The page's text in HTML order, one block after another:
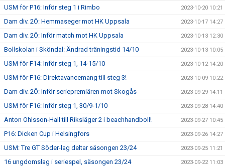
USM för P16: Inför steg 1 i Rimbo 2023-10-20 10:21
Dam div. 2Ö: Hemmaseger mot HK Uppsala 2023-10-17 14:27
Dam div. 2Ö: Inför match mot HK Uppsala 2023-10-13 12:30
Bollskolan i Sköndal: Ändrad träningstid 14/10 2023-10-13 10:05
USM för F14: Inför steg 1, 14-15/10 2023-10-12 14:20
USM för F16: Direktavancemang till steg 3! 2023-10-09 10:22
Dam div. 2Ö: Inför seriepremiären mot Skogås 2023-09-29 14:11
USM för F16: Inför steg 1, 30/9-1/10 2023-09-28 14:40
Anton Ohlsson-Hall till Riksläger 2 i beachhandboll! 2023-09-27 10:45
P16: Dicken Cup i Helsingfors 2023-09-26 14:27
USM: Tre GT Söder-lag deltar säsongen 23/24 2023-09-25 11:21
16 ungdomslag i seriespel, säsongen 23/24 2023-09-22 11:03